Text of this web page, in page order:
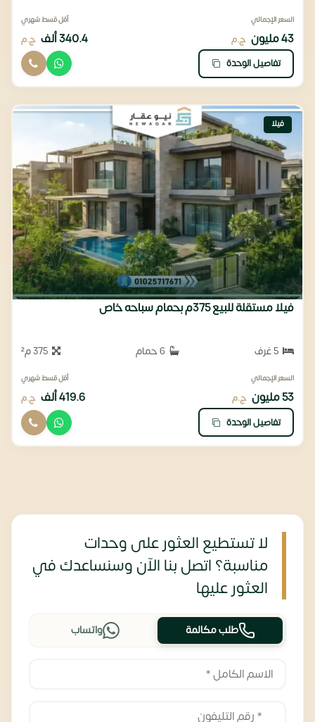
السعر الإجمالي
43 مليون ج.م
أقل قسط شهري
340.4 ألف ج.م
تفاصيل الوحدة
فيلا
فيلا مستقلة للبيع 375م بحمام سباحه خاص
375 م²
السعر الإجمالي
53 مليون ج.م
أقل قسط شهري
419.6 ألف ج.م
تفاصيل الوحدة
لا تستطيع العثور على وحدات
مناسبة؟ اتصل بنا الآن وسنساعدك في
العثور عليها
طلب مكالمة واتساب